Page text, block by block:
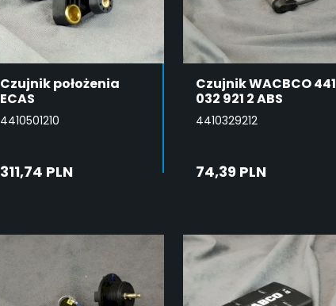
Czujnik położenia
ECAS
4410501210
311,74 PLN
KOSZYKA
Czujnik WACBCO 441
032 921 2 ABS
4410329212
74,39 PLN
KOSZYKA